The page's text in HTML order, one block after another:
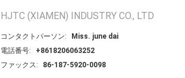
HJTC (XIAMEN) INDUSTRY CO., LTD
コンタクトパーソン:
Miss. june dai
電話番号:
+8618206063252
ファックス:
86-187-5920-0098